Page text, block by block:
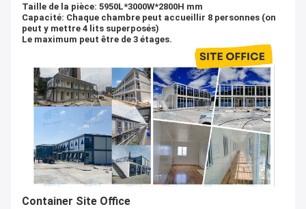
Taille de la pièce: 5950L*3000W*2800H mm
Capacité: Chaque chambre peut accueillir 8 personnes (on
peut y mettre 4 lits superposés)
Le maximum peut être de 3 étages.
Container Site Office